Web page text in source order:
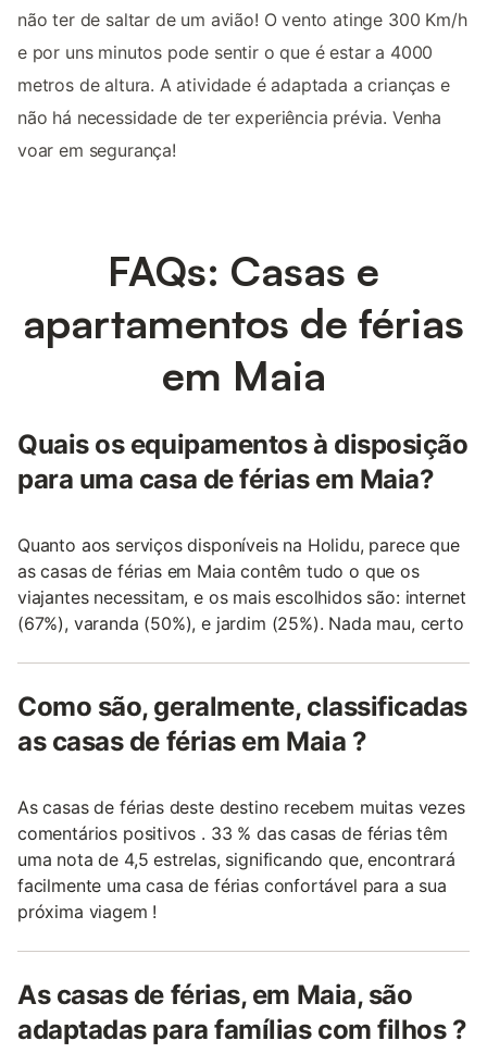
não ter de saltar de um avião! O vento atinge 300 Km/h
e por uns minutos pode sentir o que é estar a 4000
metros de altura. A atividade é adaptada a crianças e
não há necessidade de ter experiência prévia. Venha
voar em segurança!
FAQs: Casas e
apartamentos de férias
em Maia
Quais os equipamentos à disposição
para uma casa de férias em Maia?
Quanto aos serviços disponíveis na Holidu, parece que
as casas de férias em Maia contêm tudo o que os
viajantes necessitam, e os mais escolhidos são: internet
(67%), varanda (50%), e jardim (25%). Nada mau, certo
Como são, geralmente, classificadas
as casas de férias em Maia ?
As casas de férias deste destino recebem muitas vezes
comentários positivos . 33 % das casas de férias têm
uma nota de 4,5 estrelas, significando que, encontrará
facilmente uma casa de férias confortável para a sua
próxima viagem !
As casas de férias, em Maia, são
adaptadas para famílias com filhos ?